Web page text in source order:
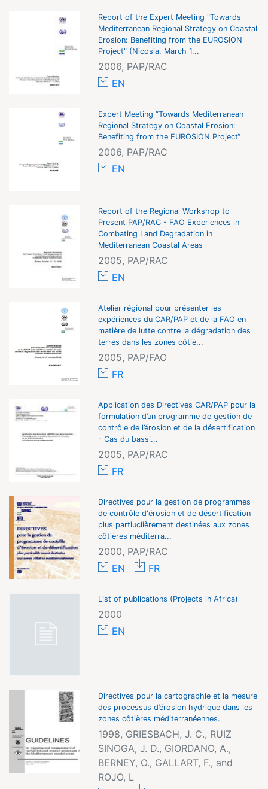
Report of the Expert Meeting "Towards
Mediterranean Regional Strategy on Coastal
Erosion: Benefiting from the EUROSION
Project" (Nicosia, March 1...
2006, PAP/RAC
EN
Expert Meeting “Towards Mediterranean
Regional Strategy on Coastal Erosion:
Benefiting from the EUROSION Project“
2006, PAP/RAC
EN
Report of the Regional Workshop to
Present PAP/RAC - FAO Experiences in
Combating Land Degradation in
Mediterranean Coastal Areas
2005, PAP/RAC
EN
Atelier régional pour présenter les
expériences du CAR/PAP et de la FAO en
matière de lutte contre la dégradation des
terres dans les zones côtiè...
2005, PAP/FAO
FR
Application des Directives CAR/PAP pour la
formulation d’un programme de gestion de
contrôle de l’érosion et de la désertification
- Cas du bassi...
2005, PAP/RAC
FR
Directives pour la gestion de programmes
de contrôle d'érosion et de désertification
plus partiuclièrement destinées aux zones
côtières méditerra...
2000, PAP/RAC
EN
FR
List of publications (Projects in Africa)
2000
EN
Directives pour la cartographie et la mesure
des processus d’érosion hydrique dans les
zones côtières méditerranéennes.
1998, GRIESBACH, J. C., RUIZ
SINOGA, J. D., GIORDANO, A.,
BERNEY, O., GALLART, F., and
ROJO, L